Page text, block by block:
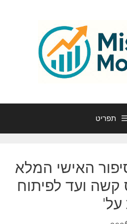
תפריט
האישי המלא
קשה ועד לפיתוח
על'